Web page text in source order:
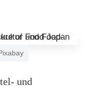
und